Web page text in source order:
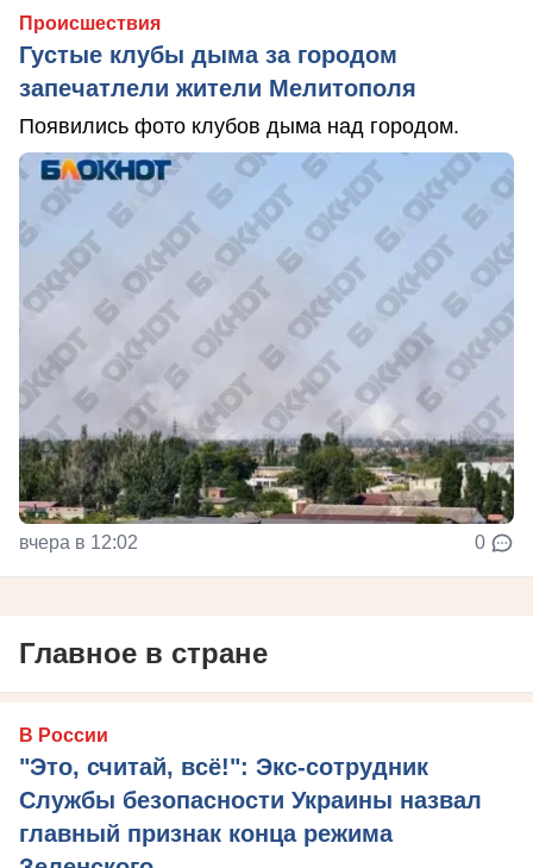
Происшествия
Густые клубы дыма за городом
запечатлели жители Мелитополя
Появились фото клубов дыма над городом.
вчера в 12:02 0
Главное в стране
В России
"Это, считай, всё!": Экс-сотрудник
Службы безопасности Украины назвал
главный признак конца режима